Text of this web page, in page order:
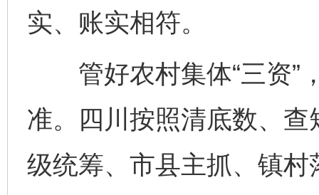
实、账实相符。
管好农村集体“三资”
准。四川按照清底数、查
级统筹、市县主抓、镇村